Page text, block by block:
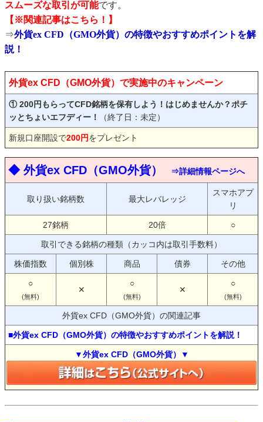
スムーズな取引が可能です。
【※関連記事はこちら！】
⇒外貨ex CFD（GMO外貨）の特徴やおすすめポイントを解
説！
外貨ex CFD（GMO外貨）で実施中のキャンペーン
① 200円もらってCFD銘柄を保有しよう！はじめませんか？ポチ
ッとちょいエフディー！
（終了日：未定）
新規口座開設で200円をプレゼント
◆ 外貨ex CFD（GMO外貨） ⇒詳細情報ページへ
取り扱い銘柄数 最大レバレッジ
スマホアプ
リ
27銘柄 20倍 ○
取引できる銘柄の種類（カッコ内は取引手数料）
株価指数 個別株 商品 債券 その他
○
(無料)
✕
○
(無料)
✕
○
(無料)
外貨ex CFD（GMO外貨）の関連記事
■外貨ex CFD（GMO外貨）の特徴やおすすめポイントを解説！
▼外貨ex CFD（GMO外貨）▼